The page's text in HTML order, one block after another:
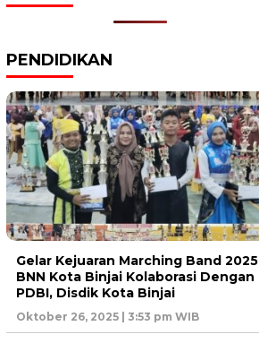
PENDIDIKAN
Gelar Kejuaran Marching Band 2025
BNN Kota Binjai Kolaborasi Dengan
PDBI, Disdik Kota Binjai
Oktober 26, 2025 | 3:53 pm WIB